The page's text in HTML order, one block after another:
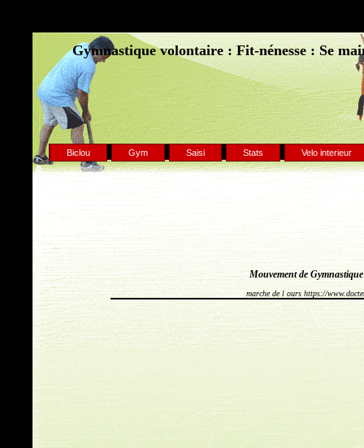
Mouvement de
marche de l ours https://
Biclou Gym Saisi Stats Velo interieur
Gymnastique volontaire : Fit-nénesse : Se